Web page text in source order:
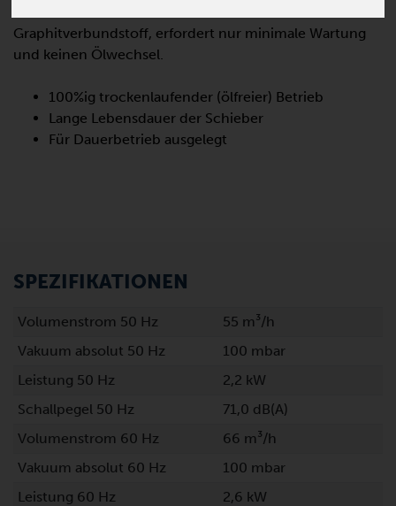
Graphitverbundstoff, erfordert nur minimale Wartung
und keinen Ölwechsel.
100%ig trockenlaufender (ölfreier) Betrieb
Lange Lebensdauer der Schieber
Für Dauerbetrieb ausgelegt
SPEZIFIKATIONEN
Volumenstrom 50 Hz
55 m³/h
Vakuum absolut 50 Hz
100 mbar
Leistung 50 Hz
2,2 kW
Schallpegel 50 Hz
71,0 dB(A)
Volumenstrom 60 Hz
66 m³/h
Vakuum absolut 60 Hz
100 mbar
Leistung 60 Hz
2,6 kW